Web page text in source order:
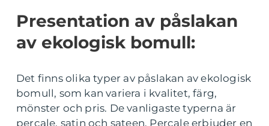
Presentation av påslakan
av ekologisk bomull:
Det finns olika typer av påslakan av ekologisk
bomull, som kan variera i kvalitet, färg,
mönster och pris. De vanligaste typerna är
percale, satin och sateen. Percale erbjuder en